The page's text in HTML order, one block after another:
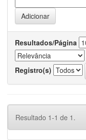
Resultados/Página
Registro(s)
Resultado 1-1 de 1.